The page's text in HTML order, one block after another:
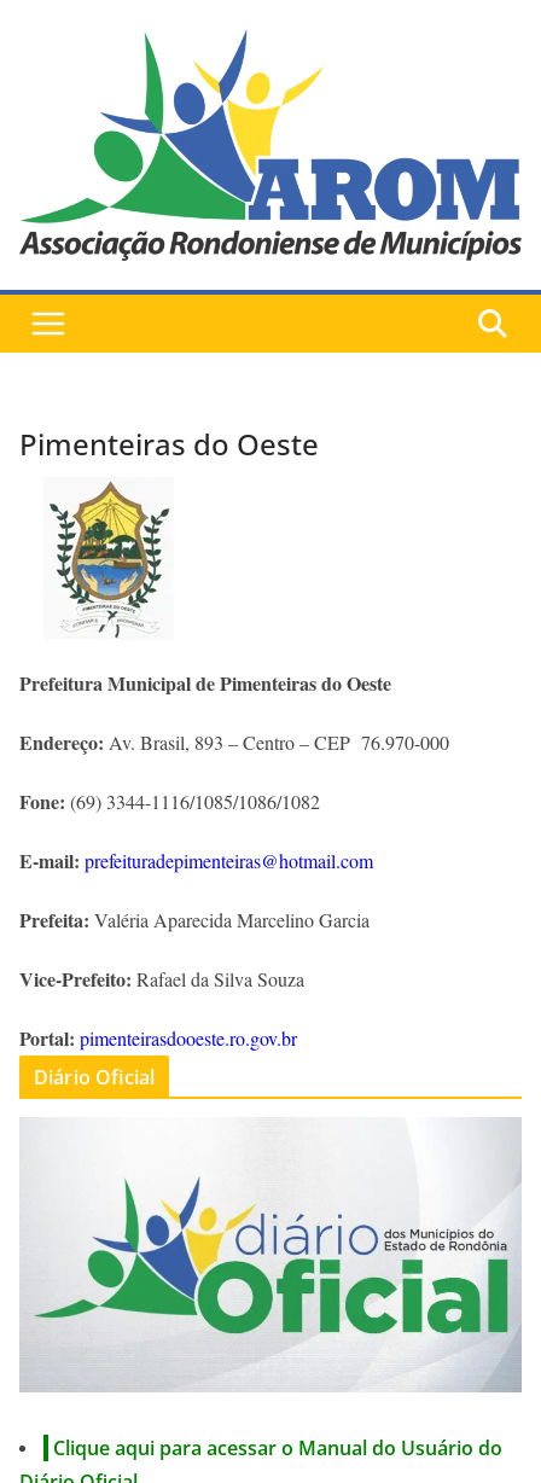
Pimenteiras do Oeste
Prefeitura Municipal de Pimenteiras do Oeste
Endereço: Av. Brasil, 893 – Centro – CEP 76.970-000
Fone: (69) 3344-1116/1085/1086/1082
E-mail: prefeituradepimenteiras@hotmail.com
Prefeita: Valéria Aparecida Marcelino Garcia
Vice-Prefeito: Rafael da Silva Souza
Portal: pimenteirasdooeste.ro.gov.br
Diário Oficial
Clique aqui para acessar o Manual do Usuário do